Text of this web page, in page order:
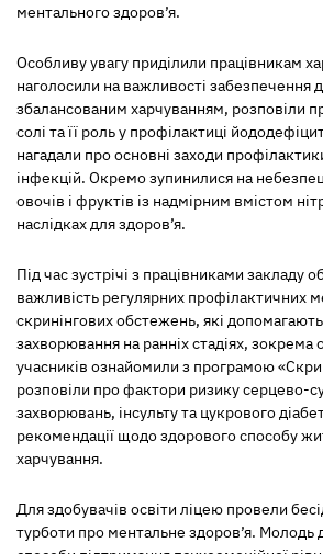
ментального здоров’я.
Особливу увагу приділили працівникам
наголосили на важливості забезпечення
збалансованим харчуванням, розповіли
солі та її роль у профілактиці
нагадали про основні заходи
інфекцій. Окремо зупинилися на
овочів і фруктів із надмірним вмістом
наслідках для здоров’я.
Під час зустрічі з працівниками закладу
важливість регулярних профілактичних
скринінгових обстежень, які
захворювання на ранніх стадіях, зокрема
учасників ознайомили з програмою
розповіли про фактори ризику серцево-
захворювань, інсульту та цукрового
рекомендації щодо здорового способу
харчування.
Для здобувачів освіти ліцею провели
турботи про ментальне здоров’я. Молодь